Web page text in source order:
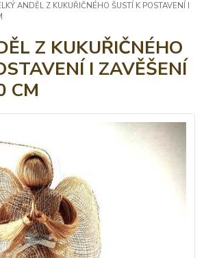
ANDĚL Z KUKUŘIČNÉHO ŠUSTÍ K POSTAVENÍ I
Z KUKUŘIČNÉHO
I ZAVĚŠENÍ
CM